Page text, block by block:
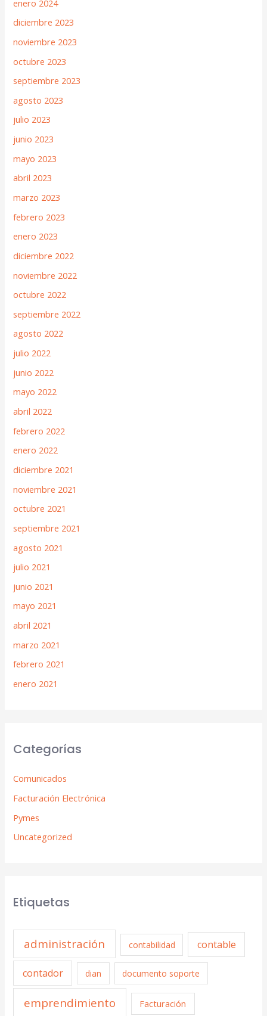
enero 2024
diciembre 2023
noviembre 2023
octubre 2023
septiembre 2023
agosto 2023
julio 2023
junio 2023
mayo 2023
abril 2023
marzo 2023
febrero 2023
enero 2023
diciembre 2022
noviembre 2022
octubre 2022
septiembre 2022
agosto 2022
julio 2022
junio 2022
mayo 2022
abril 2022
febrero 2022
enero 2022
diciembre 2021
noviembre 2021
octubre 2021
septiembre 2021
agosto 2021
julio 2021
junio 2021
mayo 2021
abril 2021
marzo 2021
febrero 2021
enero 2021
Categorías
Comunicados
Facturación Electrónica
Pymes
Uncategorized
Etiquetas
administración contabilidad contable
contador dian documento soporte
emprendimiento Facturación